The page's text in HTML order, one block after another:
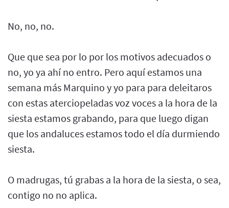
No, no, no.
Que que sea por lo por los motivos adecuados o
no, yo ya ahí no entro. Pero aquí estamos una
semana más Marquino y yo para para deleitaros
con estas aterciopeladas voz voces a la hora de la
siesta estamos grabando, para que luego digan
que los andaluces estamos todo el día durmiendo
siesta.
O madrugas, tú grabas a la hora de la siesta, o sea,
contigo no no aplica.